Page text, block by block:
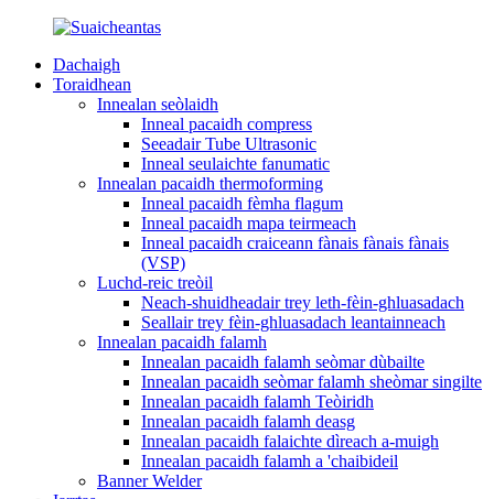
Dachaigh
Toraidhean
Innealan seòlaidh
Inneal pacaidh compress
Seeadair Tube Ultrasonic
Inneal seulaichte fanumatic
Innealan pacaidh thermoforming
Inneal pacaidh fèmha flagum
Inneal pacaidh mapa teirmeach
Inneal pacaidh craiceann fànais fànais fànais
(VSP)
Luchd-reic treòil
Neach-shuidheadair trey leth-fèin-ghluasadach
Seallair trey fèin-ghluasadach leantainneach
Innealan pacaidh falamh
Innealan pacaidh falamh seòmar dùbailte
Innealan pacaidh seòmar falamh sheòmar singilte
Innealan pacaidh falamh Teòiridh
Innealan pacaidh falamh deasg
Innealan pacaidh falaichte dìreach a-muigh
Innealan pacaidh falamh a 'chaibideil
Banner Welder